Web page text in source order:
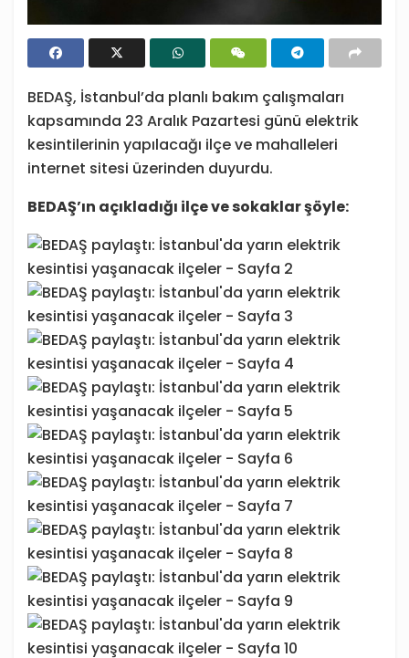
BEDAŞ, İstanbul’da planlı bakım çalışmaları
kapsamında 23 Aralık Pazartesi günü elektrik
kesintilerinin yapılacağı ilçe ve mahalleleri
internet sitesi üzerinden duyurdu.
BEDAŞ’ın açıkladığı ilçe ve sokaklar şöyle: